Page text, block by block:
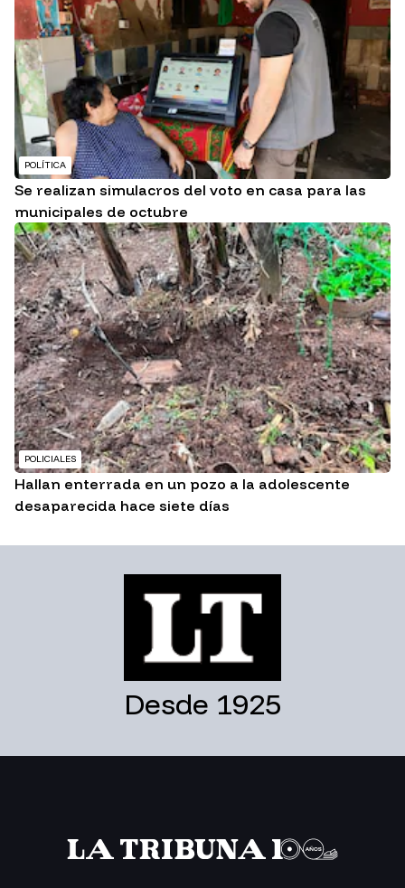
POLÍTICA
Se realizan simulacros del voto en casa para las
municipales de octubre
POLICIALES
Hallan enterrada en un pozo a la adolescente
desaparecida hace siete días
Desde 1925